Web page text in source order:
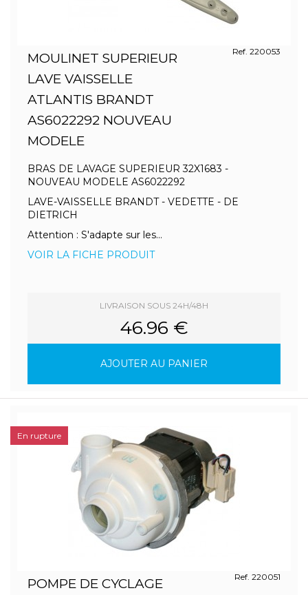
MOULINET SUPERIEUR
LAVE VAISSELLE
ATLANTIS BRANDT
AS6022292 NOUVEAU
MODELE
Ref. 220053
BRAS DE LAVAGE SUPERIEUR 32X1683 -
NOUVEAU MODELE AS6022292
LAVE-VAISSELLE BRANDT - VEDETTE - DE
DIETRICH
Attention : S'adapte sur les...
VOIR LA FICHE PRODUIT
LIVRAISON SOUS 24H/48H
46.96 €
AJOUTER AU PANIER
POMPE DE CYCLAGE
Ref. 220051
En rupture